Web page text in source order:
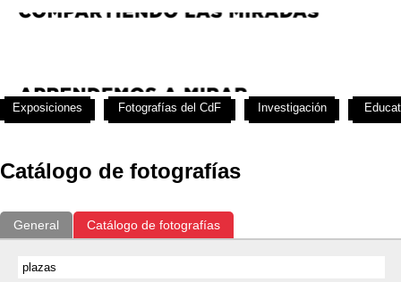
Catálogo de fotografías
General Catálogo de fotografías
Exposiciones Fotografías del CdF Investigación